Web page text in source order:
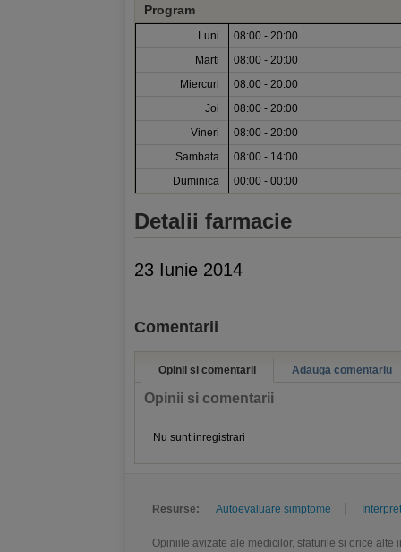
Program
Luni
08:00 - 20:00
Marti
08:00 - 20:00
Miercuri
08:00 - 20:00
Joi
08:00 - 20:00
Vineri
08:00 - 20:00
Sambata
08:00 - 14:00
Duminica
00:00 - 00:00
Detalii farmacie
23 Iunie 2014
Comentarii
Opinii si comentarii Adauga comentariu
Opinii si comentarii
Nu sunt inregistrari
Resurse: Autoevaluare simptome
Opiniile avizate ale medicilor, sfaturile si orice